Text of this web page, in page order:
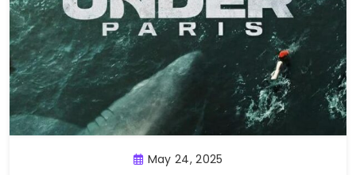
May 24, 2025